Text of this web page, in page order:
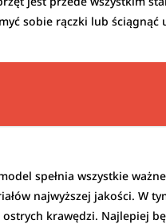
sobie rączki lub ściągnąć
spełnia wszystkie
najwyższej jakości. W
krawędzi. Najlepiej